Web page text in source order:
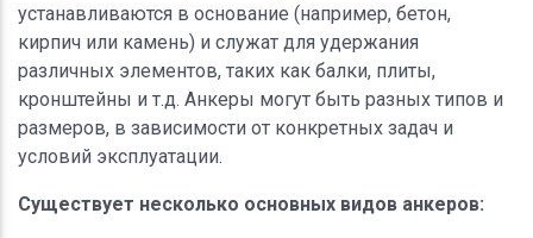
устанавливаются в основание (например, бетон,
кирпич или камень) и служат для удержания
различных элементов, таких как балки, плиты,
кронштейны и т.д. Анкеры могут быть разных типов и
размеров, в зависимости от конкретных задач и
условий эксплуатации.
Существует несколько основных видов анкеров: